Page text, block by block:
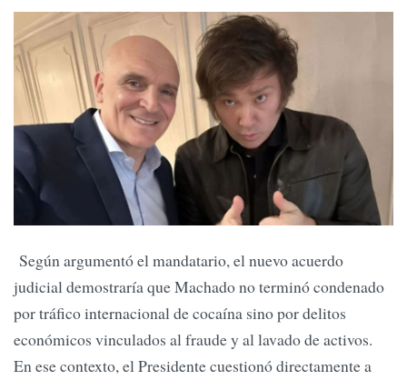
Según argumentó el mandatario, el nuevo acuerdo
judicial demostraría que Machado no terminó condenado
por tráfico internacional de cocaína sino por delitos
económicos vinculados al fraude y al lavado de activos.
En ese contexto, el Presidente cuestionó directamente a